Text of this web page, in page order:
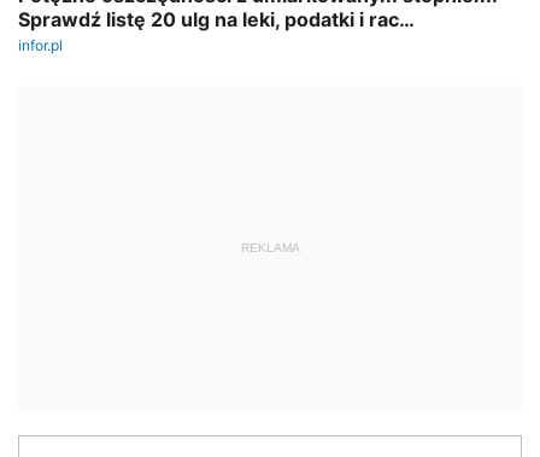
REKLAMA